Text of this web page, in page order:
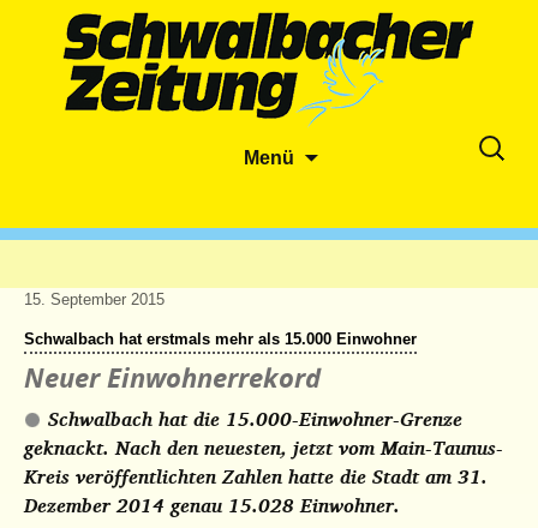
Menü
Suche
15. September 2015
Schwalbach hat erstmals mehr als 15.000 Einwohner
Neuer Einwohnerrekord
Schwalbach hat die 15.000-Einwohner-Grenze
geknackt. Nach den neuesten, jetzt vom Main-Taunus-
Kreis veröffentlichten Zahlen hatte die Stadt am 31.
Dezember 2014 genau 15.028 Einwohner.